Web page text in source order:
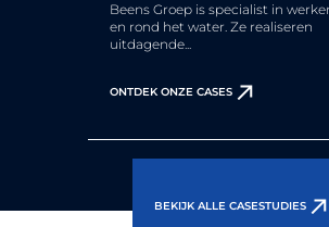
Beens Groep is specialist in
en rond het water. Ze realiseren
uitdagende...
ONTDEK ONZE CASES
BEKIJK ALLE CASESTUDIES